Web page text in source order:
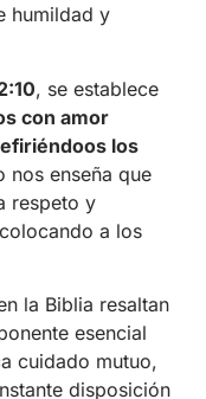
humildad y
, se establece
con amor
los
nos enseña que
respeto y
a los
la Biblia resaltan
esencial
cuidado mutuo,
disposición